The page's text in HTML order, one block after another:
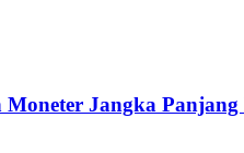
Jangka Panjang